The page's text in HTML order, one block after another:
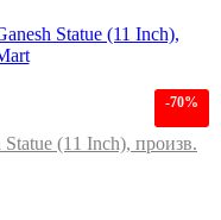
-70%
(11 Inch), произв.